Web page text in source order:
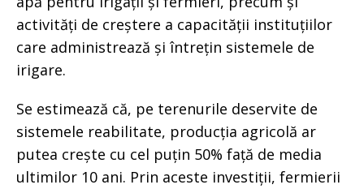
activități de creștere a capacității instituțiilor
care administrează și întrețin sistemele de
irigare.
Se estimează că, pe terenurile deservite de
sistemele reabilitate, producția agricolă ar
putea crește cu cel puțin 50% față de media
ultimilor 10 ani. Prin aceste investiții, fermierii